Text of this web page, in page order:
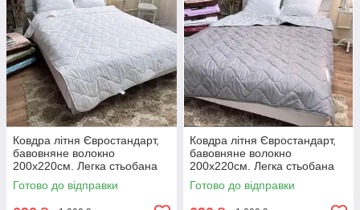
Ковдра літня Євростандарт,
бавовняне волокно
200х220см. Легка стьобана
ковдра ТМ ODA.
Готово до відправки
Ковдра літня Євростандарт,
бавовняне волокно
200х220см. Легка стьобана
ковдра ТМ ODA.
Готово до відправки